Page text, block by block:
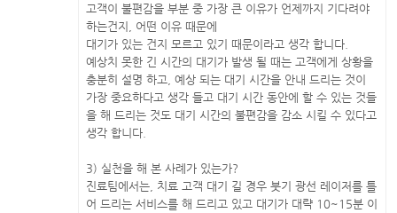
고객이 불편감을 부분 중 가장 큰 이유가 언제까지 기다려야
하는건지, 어떤 이유 때문에
대기가 있는 건지 모르고 있기 때문이라고 생각 합니다.
예상치 못한 긴 시간의 대기가 발생 될 때는 고객에게 상황을
충분히 설명 하고, 예상 되는 대기 시간을 안내 드리는 것이
가장 중요하다고 생각 들고 대기 시간 동안에 할 수 있는 것들
을 해 드리는 것도 대기 시간의 불편감을 감소 시킬 수 있다고
생각 합니다.
3) 실천을 해 본 사례가 있는가?
진료팀에서는, 치료 고객 대기 길 경우 붓기 광선 레이저를 틀
어 드리는 서비스를 해 드리고 있고 대기가 대략 10~15분 이